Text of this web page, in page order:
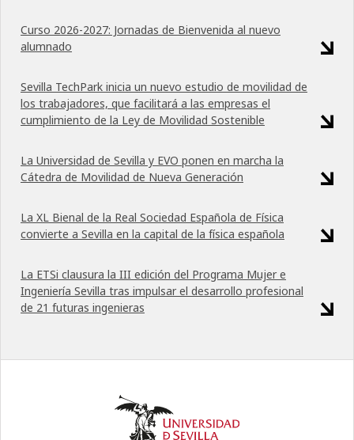
Curso 2026-2027: Jornadas de Bienvenida al nuevo
alumnado
Sevilla TechPark inicia un nuevo estudio de movilidad de
los trabajadores, que facilitará a las empresas el
cumplimiento de la Ley de Movilidad Sostenible
La Universidad de Sevilla y EVO ponen en marcha la
Cátedra de Movilidad de Nueva Generación
La XL Bienal de la Real Sociedad Española de Física
convierte a Sevilla en la capital de la física española
La ETSi clausura la III edición del Programa Mujer e
Ingeniería Sevilla tras impulsar el desarrollo profesional
de 21 futuras ingenieras